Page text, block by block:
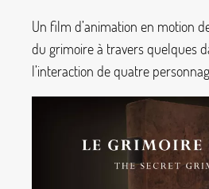
Un film d’animation en motion
du grimoire à travers quelques
l’interaction de quatre